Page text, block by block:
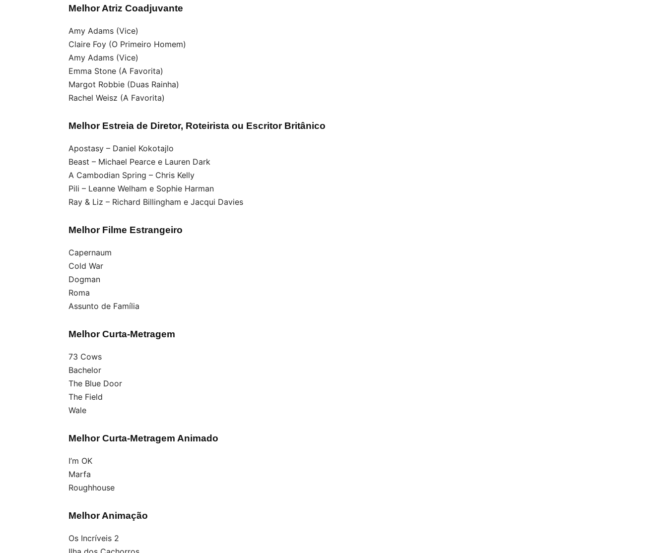
Melhor Atriz Coadjuvante
Amy Adams (Vice)
Claire Foy (O Primeiro Homem)
Amy Adams (Vice)
Emma Stone (A Favorita)
Margot Robbie (Duas Rainha)
Rachel Weisz (A Favorita)
Melhor Estreia de Diretor, Roteirista ou Escritor Britânico
Apostasy – Daniel Kokotajlo
Beast – Michael Pearce e Lauren Dark
A Cambodian Spring – Chris Kelly
Pili – Leanne Welham e Sophie Harman
Ray & Liz – Richard Billingham e Jacqui Davies
Melhor Filme Estrangeiro
Capernaum
Cold War
Dogman
Roma
Assunto de Família
Melhor Curta-Metragem
73 Cows
Bachelor
The Blue Door
The Field
Wale
Melhor Curta-Metragem Animado
I’m OK
Marfa
Roughhouse
Melhor Animação
Os Incríveis 2